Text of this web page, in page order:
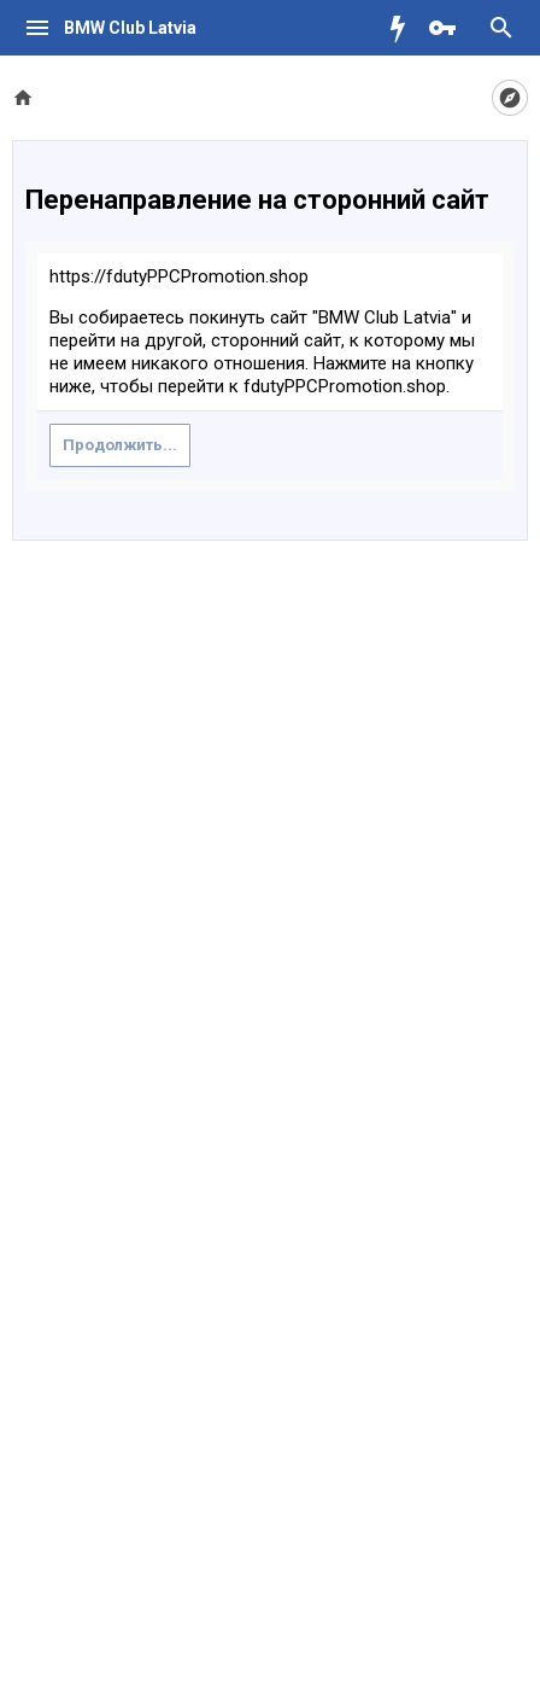
BMW Club Latvia
Перенаправление на сторонний сайт
https://fdutyPPCPromotion.shop
Вы собираетесь покинуть сайт "BMW Club Latvia" и
перейти на другой, сторонний сайт, к которому мы
не имеем никакого отношения. Нажмите на кнопку
ниже, чтобы перейти к fdutyPPCPromotion.shop.
Продолжить...